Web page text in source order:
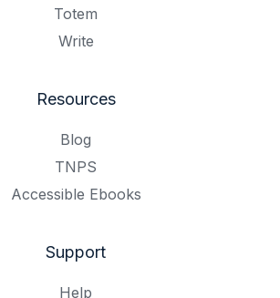
Totem
Write
Resources
Blog
TNPS
Accessible Ebooks
Support
Help